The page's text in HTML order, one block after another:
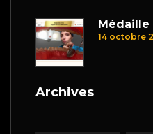
Médaille
14 octobre
Archives